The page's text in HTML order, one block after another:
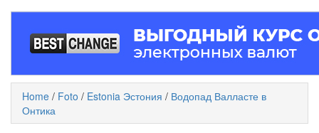
Home / Foto / Estonia Эстония / Водопад Валласте в
Онтика